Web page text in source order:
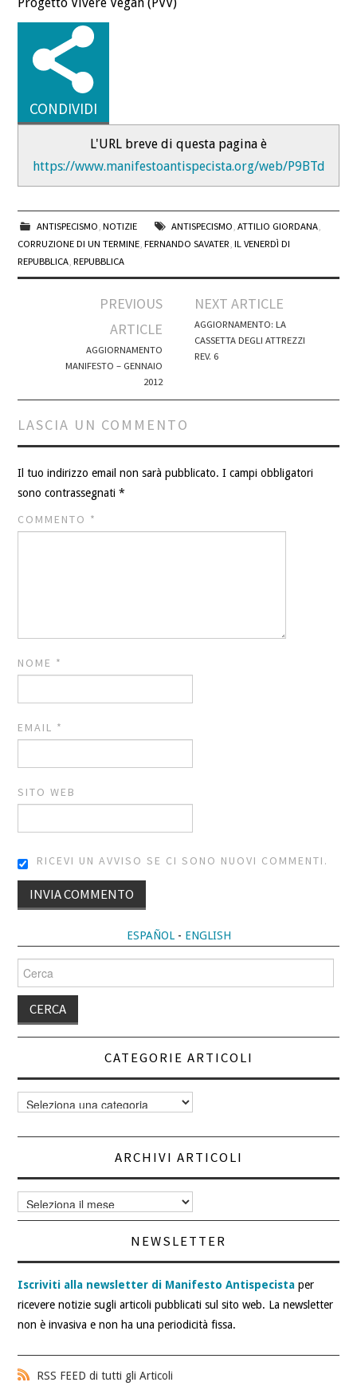
Progetto Vivere Vegan (PVV)
CONDIVIDI
L'URL breve di questa pagina è
https://www.manifestoantispecista.org/web/P9BTd
ANTISPECISMO, NOTIZIE ANTISPECISMO, ATTILIO GIORDANA,
CORRUZIONE DI UN TERMINE,FERNANDO SAVATER,IL VENERDÌ DI
REPUBBLICA,REPUBBLICA
PREVIOUS
ARTICLE
AGGIORNAMENTO
MANIFESTO – GENNAIO
2012
NEXT ARTICLE
AGGIORNAMENTO: LA
CASSETTA DEGLI ATTREZZI
REV. 6
LASCIA UN COMMENTO
Il tuo indirizzo email non sarà pubblicato. I campi obbligatori
sono contrassegnati*
COMMENTO *
NOME *
EMAIL *
SITO WEB
RICEVI UN AVVISO SE CI SONO NUOVI COMMENTI.
ESPAÑOL- ENGLISH
per:
CATEGORIE ARTICOLI
Categorie
articoli
ARCHIVI ARTICOLI
Archivi
articoli
NEWSLETTER
Iscriviti alla newsletter di Manifesto Antispecista per
ricevere notizie sugli articoli pubblicati sul sito web. La newsletter
non è invasiva e non ha una periodicità fissa.
RSS FEED di tutti gli Articoli